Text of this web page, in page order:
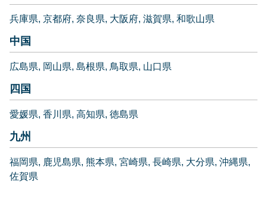
兵庫県 京都府 奈良県 大阪府 滋賀県 和歌山県
中国
広島県 岡山県 島根県 鳥取県 山口県
四国
愛媛県 香川県 高知県 徳島県
九州
福岡県 鹿児島県 熊本県 宮崎県 長崎県 大分県 沖縄県
佐賀県